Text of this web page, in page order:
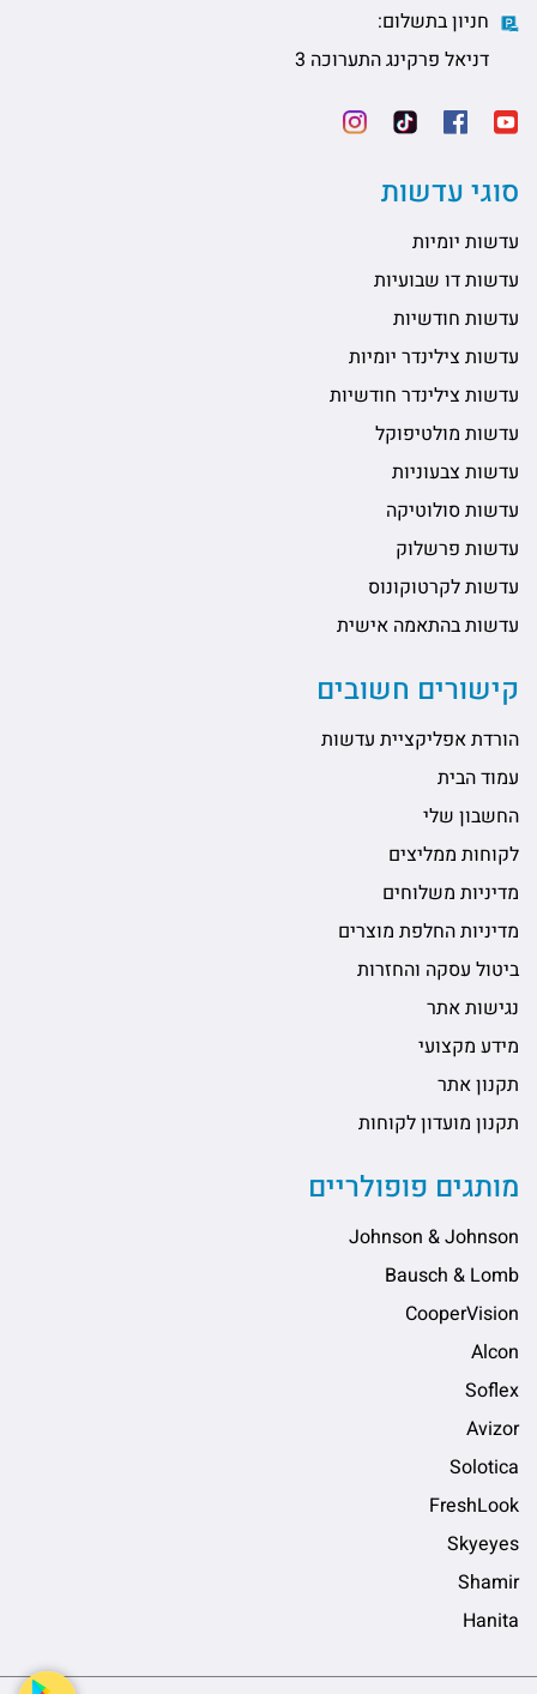
חניון בתשלום:
דניאל פרקינג התערוכה 3
סוגי עדשות
עדשות יומיות
עדשות דו שבועיות
עדשות חודשיות
עדשות צילינדר יומיות
עדשות צילינדר חודשיות
עדשות מולטיפוקל
עדשות צבעוניות
עדשות סולוטיקה
עדשות פרשלוק
עדשות לקרטוקונוס
עדשות בהתאמה אישית
קישורים חשובים
הורדת אפליקציית עדשות
עמוד הבית
החשבון שלי
לקוחות ממליצים
מדיניות משלוחים
מדיניות החלפת מוצרים
ביטול עסקה והחזרות
נגישות אתר
מידע מקצועי
תקנון אתר
תקנון מועדון לקוחות
מותגים פופולריים
Johnson & Johnson
Bausch & Lomb
CooperVision
Alcon
Soflex
Avizor
Solotica
FreshLook
Skyeyes
Shamir
Hanita